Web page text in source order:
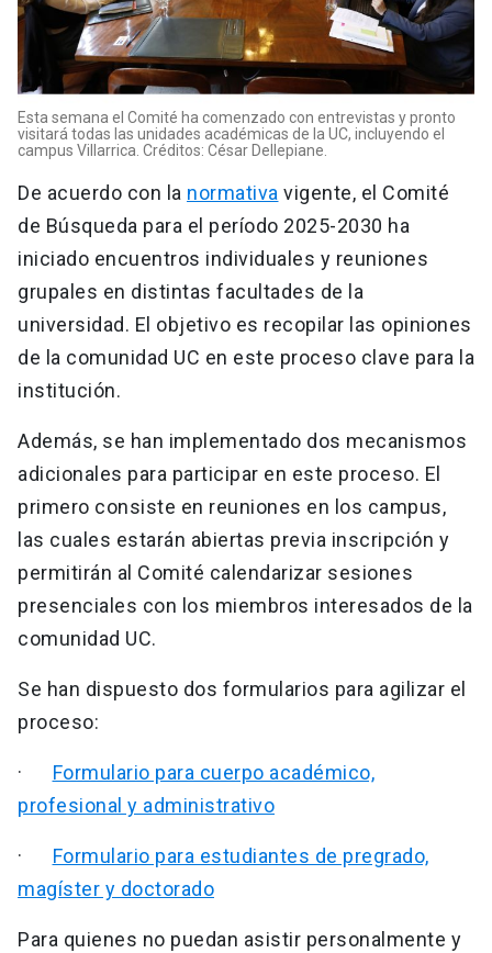
Esta semana el Comité ha comenzado con entrevistas y pronto
visitará todas las unidades académicas de la UC, incluyendo el
campus Villarrica. Créditos: César Dellepiane.
De acuerdo con la normativa vigente, el Comité
de Búsqueda para el período 2025-2030 ha
iniciado encuentros individuales y reuniones
grupales en distintas facultades de la
universidad. El objetivo es recopilar las opiniones
de la comunidad UC en este proceso clave para la
institución.
Además, se han implementado dos mecanismos
adicionales para participar en este proceso. El
primero consiste en reuniones en los campus,
las cuales estarán abiertas previa inscripción y
permitirán al Comité calendarizar sesiones
presenciales con los miembros interesados de la
comunidad UC.
Se han dispuesto dos formularios para agilizar el
proceso:
· Formulario para cuerpo académico,
profesional y administrativo
· Formulario para estudiantes de pregrado,
magíster y doctorado
Para quienes no puedan asistir personalmente y